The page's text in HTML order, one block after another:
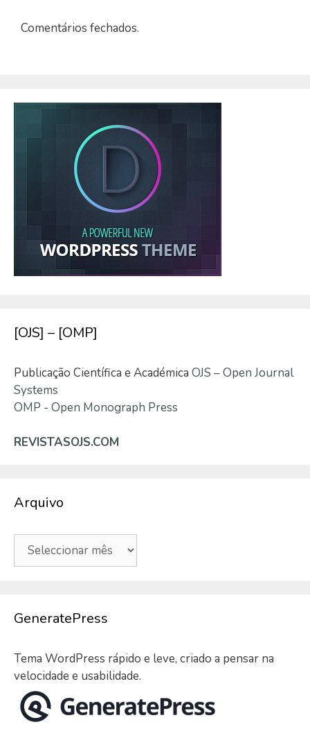
Comentários fechados.
[OJS] – [OMP]
Publicação Científica e Académica OJS – Open Journal
Systems
OMP - Open Monograph Press
REVISTASOJS.COM
Arquivo
Arquivo
GeneratePress
Tema WordPress rápido e leve, criado a pensar na
velocidade e usabilidade.